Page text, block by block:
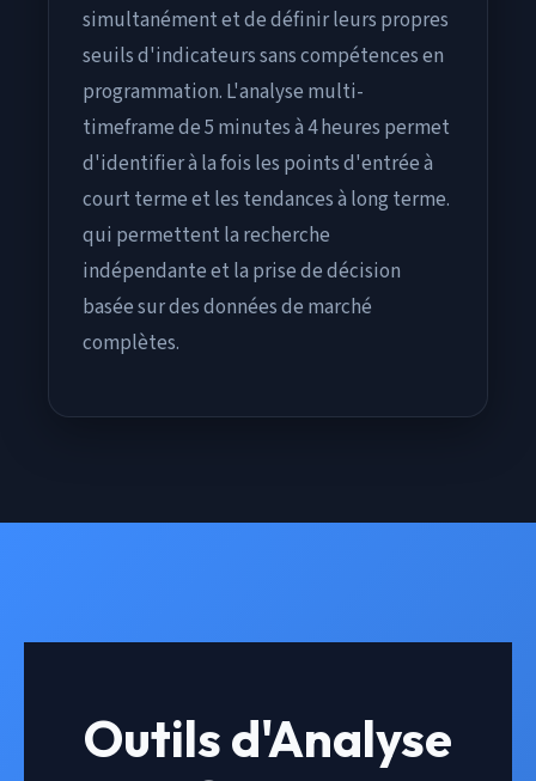
simultanément et de définir leurs propres
seuils d'indicateurs sans compétences en
programmation. L'analyse multi-
timeframe de 5 minutes à 4 heures permet
d'identifier à la fois les points d'entrée à
court terme et les tendances à long terme.
qui permettent la recherche
indépendante et la prise de décision
basée sur des données de marché
complètes.
Outils d'Analyse